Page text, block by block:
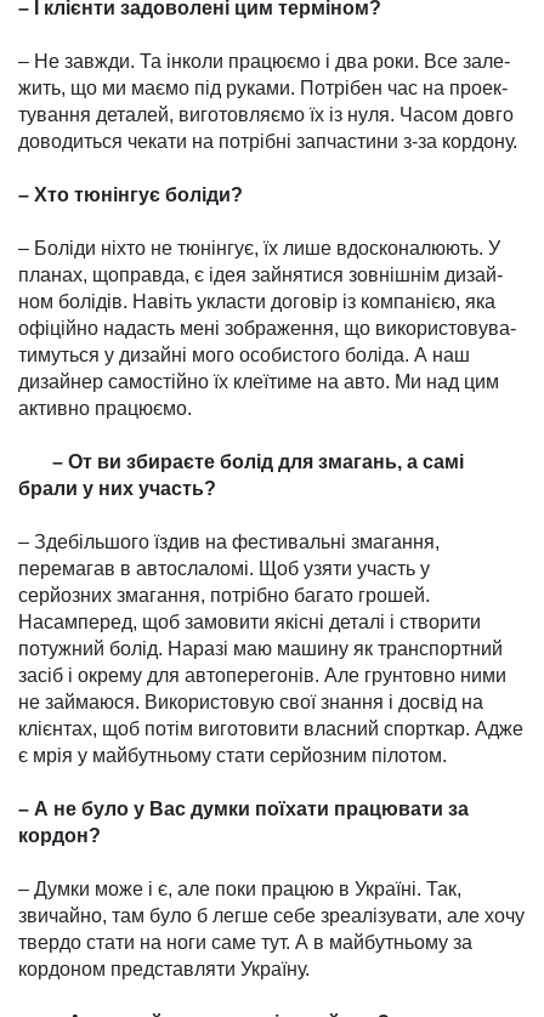
– І клієнти задово­лені цим терміном?
– Не завжди. Та інколи пра­цюємо і два роки. Все за­ле­
жить, що ми маємо під ру­ка­ми. Потрібен час на проек­
тування де­талей, ви­го­тов­ляємо їх із ну­ля. Часом довго
доводиться че­кати на потрібні запчастини з-за кордону.
– Хто тюнін­гує боліди?
– Боліди ніхто не тюнінгує, їх лише вдоско­налюють. У
пла­нах, щоправда, є ідея зайнятися зовнішнім дизай­
ном болідів. На­віть укласти до­говір із компа­нією, яка
офіційно надасть мені зоб­раження, що використовува­
ти­муться у ди­зайні мого особис­того боліда. А наш
дизайнер самостійно їх клеїтиме на авто. Ми над цим
активно працюємо.
– От ви збираєте болід для змагань, а самі
брали у них участь?
– Здебільшого їздив на фес­ти­вальні змагання,
перемагав в автослаломі. Щоб узяти участь у
серйозних змагання, потрібно багато грошей.
Насамперед, щоб замовити якісні деталі і створити
потужний болід. Наразі маю машину як транспортний
засіб і окрему для автоперегонів. Але грунтовно ними
не займаюся. Використовую свої знання і дос­від на
клієнтах, щоб потім ви­готовити власний спорткар. Ад­же
є мрія у майбутньому стати серйозним пілотом.
– А не було у Вас думки поїхати працювати за
кордон?
– Думки може і є, але поки працюю в Україні. Так,
звичайно, там було б легше себе зреалі­зувати, але хочу
твердо стати на ноги саме тут. А в майбутньому за
кордоном представляти Ук­раїну.